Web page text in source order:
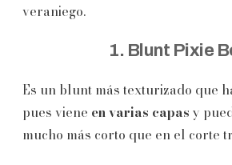
veraniego.
1. Blunt Pixie
Es un blunt más texturizado que
pues viene en varias capas y
mucho más corto que en el corte